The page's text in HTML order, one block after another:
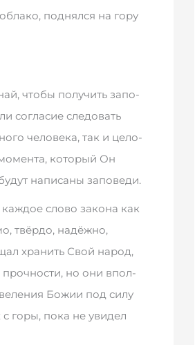
под­нял­ся на го­ру
что­бы по­лу­чить за­по­
со­г­ла­сие сле­до­вать
че­ло­ве­ка, так и це­ло­
ко­то­рый Он
на­пи­са­ны за­по­ве­ди.
сло­во за­ко­на как
твёр­до, на­дёж­но,
хра­нить Свой на­род,
про­ч­но­сти, но они впол­
Бо­жии под си­лу
го­ры, по­ка не уви­дел